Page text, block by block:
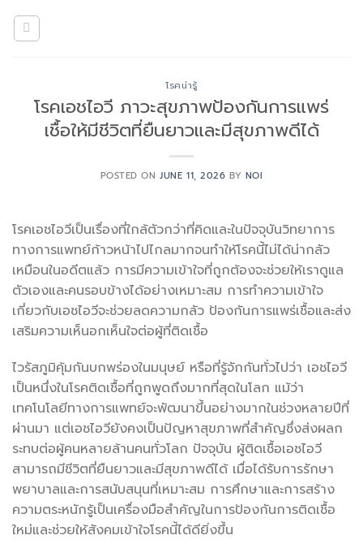
โรคน่ารู้
โรคเอชไอวี ภาวะสุขภาพป้องกันการแพร่
เชื้อให้มีชีวิตที่ยืนยาวและมีสุขภาพดีได้
POSTED ONJUNE 11, 2026 BY NOI
โรคเอชไอวีเป็นเรื่องที่ใกล้ตัวกว่าที่คิดและในปัจจุบันวิทยาการ
ทางการแพทย์ก้าวหน้าไปไกลมากจนทำให้โรคนี้ไม่ได้น่ากลัว
เหมือนในอดีตแล้ว การมีความเข้าใจที่ถูกต้องจะช่วยให้เราดูแล
ตัวเองและคนรอบข้างได้อย่างเหมาะสม การทำความเข้าใจ
เกี่ยวกับเอชไอวีจะช่วยลดความกลัว ป้องกันการแพร่เชื้อและส่ง
เสริมความเห็นอกเห็นใจต่อผู้ที่ติดเชื้อ
ไวรัสภูมิคุ้มกันบกพร่องในมนุษย์ หรือที่รู้จักกันทั่วไปว่า เอชไอวี
เป็นหนึ่งในโรคติดเชื้อที่ถูกพูดถึงมากที่สุดในโลก แม้ว่า
เทคโนโลยีทางการแพทย์จะพัฒนาขึ้นอย่างมากในช่วงหลายปีที่
ผ่านมา แต่เอชไอวียังคงเป็นปัญหาสุขภาพที่สำคัญซึ่งส่งผลก
ระทบต่อผู้คนหลายล้านคนทั่วโลก ปัจจุบัน ผู้ติดเชื้อเอชไอวี
สามารถมีชีวิตที่ยืนยาวและมีสุขภาพดีได้ เมื่อได้รับการรักษา
พยาบาลและการสนับสนุนที่เหมาะสม การศึกษาและการสร้าง
ความตระหนักรู้เป็นเครื่องมือสำคัญในการป้องกันการติดเชื้อ
ใหม่และช่วยให้สังคมเข้าใจโรคนี้ได้ดียิ่งขึ้น